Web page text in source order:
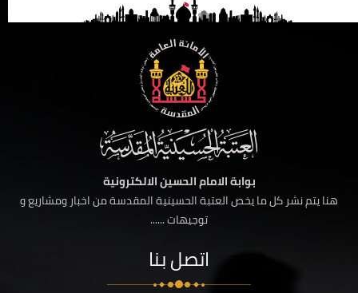
بوابة الامام الحسين الالكترونية
هنا يتم نشر كل ما يخص العتبة الحسينية المقدسة من اخبار ومشاريع و
توجيهات ......
اتصل بنا